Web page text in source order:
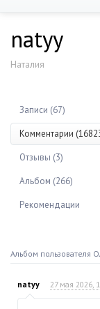
natyy
Наталия
Записи (67)
Комментарии
Отзывы (3)
Альбом (266)
Рекомендации
Альбом пользователя
natyy 27 мая 2026,